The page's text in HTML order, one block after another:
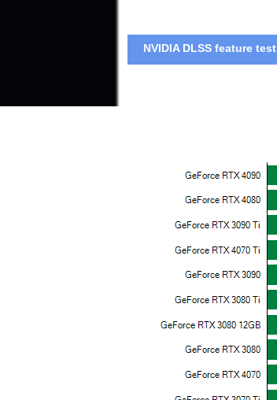
NVIDIA DLSS feature test